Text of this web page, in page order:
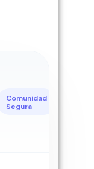
Comunidad
Segura